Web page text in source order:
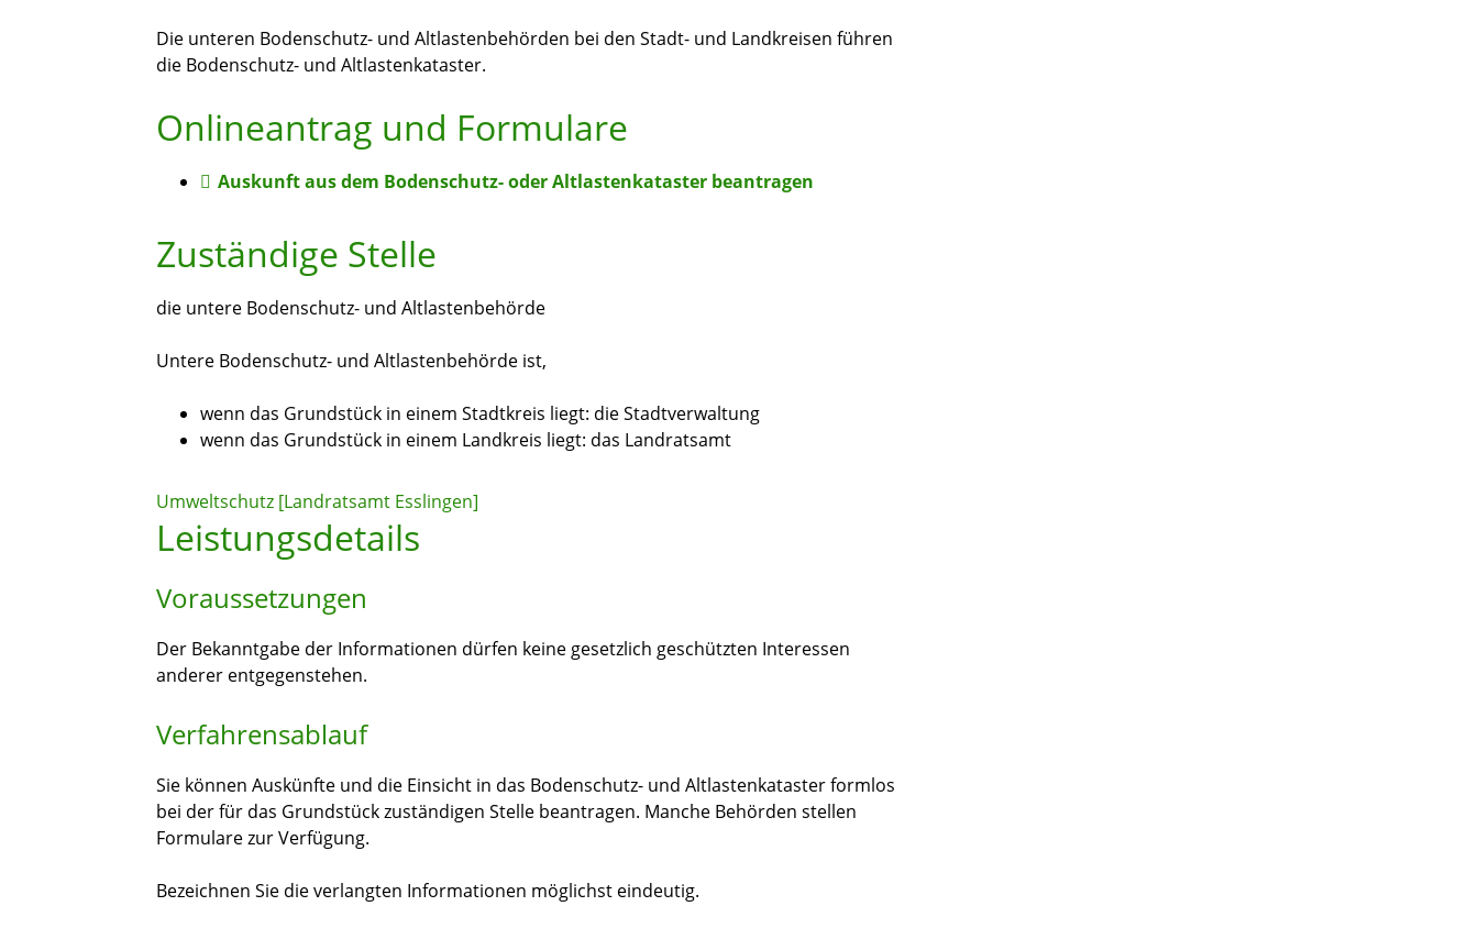
Die unteren Bodenschutz- und Altlastenbehörden bei den Stadt- und Landkreisen führen
die Bodenschutz- und Altlastenkataster.
Onlineantrag und Formulare
Auskunft aus dem Bodenschutz- oder Altlastenkataster beantragen
Zuständige Stelle
die untere Bodenschutz- und Altlastenbehörde
Untere Bodenschutz- und Altlastenbehörde ist,
wenn das Grundstück in einem Stadtkreis liegt: die Stadtverwaltung
wenn das Grundstück in einem Landkreis liegt: das Landratsamt
Umweltschutz [Landratsamt Esslingen]
Leistungsdetails
Voraussetzungen
Der Bekanntgabe der Informationen dürfen keine gesetzlich geschützten Interessen
anderer entgegenstehen.
Verfahrensablauf
Sie können Auskünfte und die Einsicht in das Bodenschutz- und Altlastenkataster formlos
bei der für das Grundstück zuständigen Stelle beantragen. Manche Behörden stellen
Formulare zur Verfügung.
Bezeichnen Sie die verlangten Informationen möglichst eindeutig.